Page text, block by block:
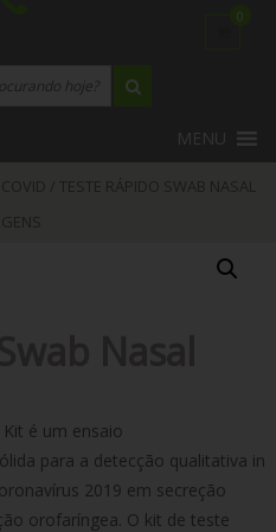
0
MENU
é um ensaio
para a detecção qualitativa in
2019 em secreção
orofaríngea. O kit de teste